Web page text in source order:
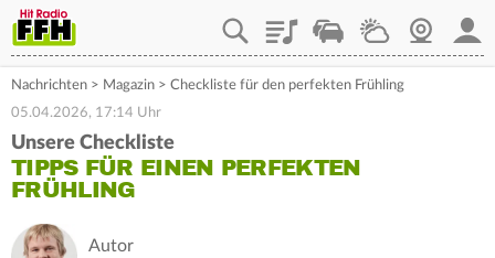
PlaylistStaupilotWetterWebcam
Nachrichten > Magazin > Checkliste für den perfekten Frühling
05.04.2026, 17:14 Uhr
Unsere Checkliste
TIPPS FÜR EINEN PERFEKTEN
FRÜHLING
Autor